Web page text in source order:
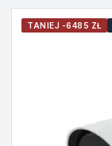
TANIEJ -6485 ZŁ